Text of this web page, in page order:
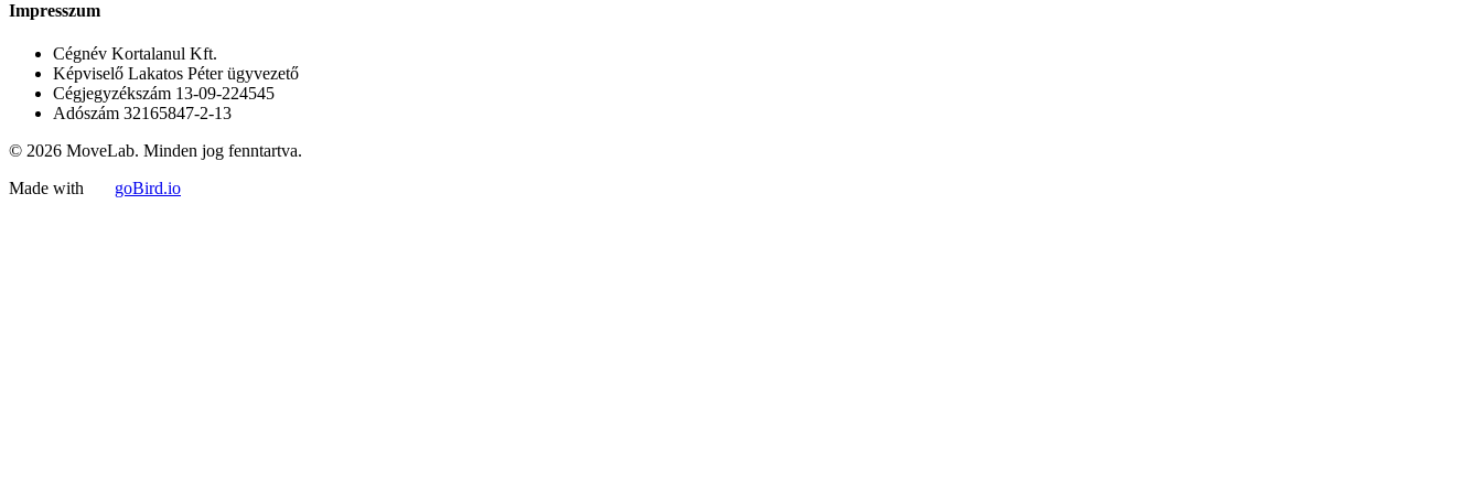
Impresszum
Cégnév Kortalanul Kft.
Képviselő Lakatos Péter ügyvezető
Cégjegyzékszám 13-09-224545
Adószám 32165847-2-13
© 2026 MoveLab. Minden jog fenntartva.
Made with
goBird.io